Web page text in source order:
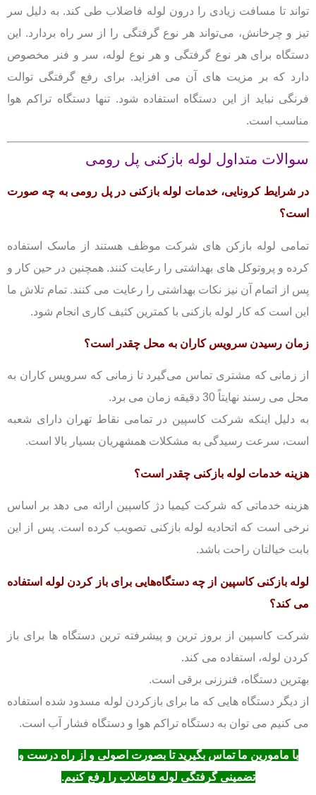
تواند تا مسافت زیادی را درون لوله فاضلاب طی کند. به دلیل سر
تیز و چرخانش، می‌تواند هر نوع گرفتگی را از سر راه بردارد.
این
دستگاه برای هر نوع گرفتگی و هر نوع لوله، سر و فنر مخصوص
دارد که بر مزیت های آن می افزاید. برای رفع گرفتگی توالت
فرنگی نباید از این دستگاه استفاده شود. تنها دستگاه تراکم هوا
مناسب است.
سوالات متداول لوله بازکنی پل رومی
در شرایط کرونایی، خدمات لوله بازکنی در پل رومی به چه صورت
است؟
تمامی لوله بازکن های شرکت موظف هستند از ماسک استفاده
کرده و پروتوکل های بهداشتی را رعایت کنند. همچنین در حین کار و
پس از اتمام آن نیز نکات بهداشتی را رعایت می کنند. تمام تلاش ما
این است که کار لوله بازکنی با کمترین کثیف کاری انجام شود.
زمان رسیدن سرویس کاران به محل چقدر است؟
از زمانی که مشتری تماس می‌گیرد تا زمانی که سرویس کاران به
محل می رسند نهایتاً 30 دقیقه زمان می برد.
به دلیل اینکه شرکت کاسپین در تمامی نقاط تهران دارای شعبه
است، سرعت رسیدگی به مشکلات همشهریان بسیار بالا است.
هزینه خدمات لوله بازکنی چقدر است؟
هزینه خدماتی که شرکت کیمیا دژ کاسپین ارائه می دهد بر اساس
نرخی است که اتحادیه لوله بازکنی تصویب کرده است. پس از این
بابت خیالتان راحت با‌شد.
لوله بازکنی کاسپین از چه دستگاه‌هایی برای باز کردن لوله استفاده
می کند؟
شرکت کاسپین از بروز ترین و پیشرفته ترین دستگاه ها برای باز
کردن لوله، استفاده می کند.
بهترین دستگاه، فنرزنی برقی است.
از دیگر دستگاه هایی که ما برای بازکردن لوله مسدود شده استفاده
می کنیم می توان به دستگاه تراکم هوا و دستگاه فشار آب است.
با مامورین ما تماس بگیرید تا بصورت اصولی و از راه درست و
تضمینی گرفتگی لوله فاضلاب را رفع کنیم.